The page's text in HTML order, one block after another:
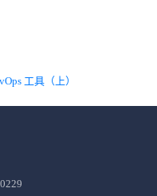
工具（上）